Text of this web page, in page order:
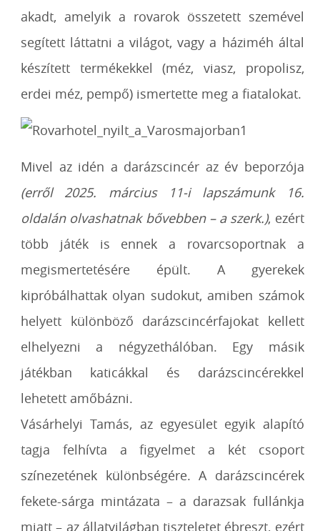
akadt, amelyik a rovarok összetett szemével
segített láttatni a világot, vagy a háziméh által
készített termékekkel (méz, viasz, propolisz,
erdei méz, pempő) ismertette meg a fiatalokat.
Mivel az idén a darázscincér az év beporzója
(erről 2025. március 11-i lapszámunk 16.
oldalán olvashatnak bővebben – a szerk.), ezért
több játék is ennek a rovarcsoportnak a
megismertetésére épült. A gyerekek
kipróbálhattak olyan sudokut, amiben számok
helyett különböző darázscincérfajokat kellett
elhelyezni a négyzethálóban. Egy másik
játékban katicákkal és darázscincérekkel
lehetett amőbázni.
Vásárhelyi Tamás, az egyesület egyik alapító
tagja felhívta a figyelmet a két csoport
színezetének különbségére. A darázscincérek
fekete-sárga mintázata – a darazsak fullánkja
miatt – az állatvilágban tiszteletet ébreszt, ezért